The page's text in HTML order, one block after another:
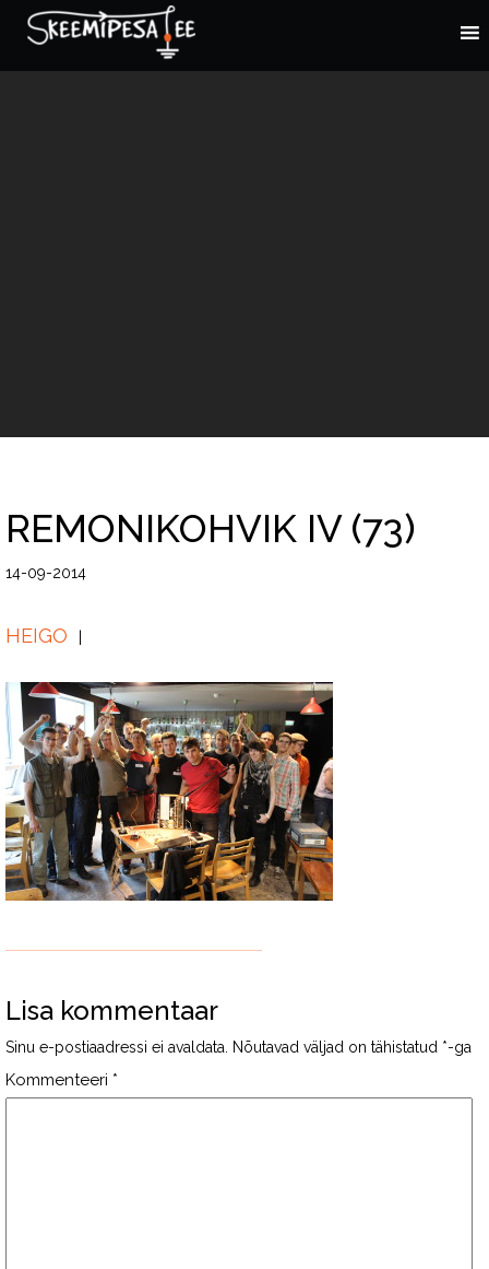
REMONIKOHVIK IV (73)
14-09-2014
HEIGO
Lisa kommentaar
Sinu e-postiaadressi ei avaldata. Nõutavad väljad on tähistatud *-ga
Kommenteeri *